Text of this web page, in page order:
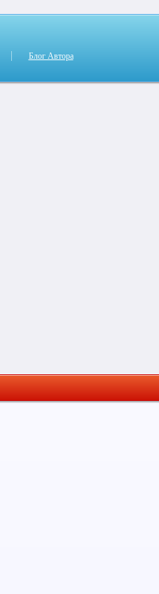
Блог Автора